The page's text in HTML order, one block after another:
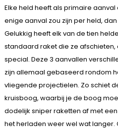
Elke held heeft als primaire
enige aanval zou zijn per held,
Gelukkig heeft elk van de tien
standaard raket die ze
special. Deze 3 aanvallen
zijn allemaal gebaseerd rondom
vliegende projectielen. Zo schiet
kruisboog, waarbij je de boog
dodelijk sniper raketten af met
het herladen weer wel wat langer.